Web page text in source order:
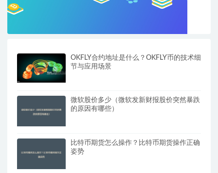
OKFLY合约地址是什么？OKFLY币的技术细
节与应用场景
微软股价多少（微软发新财报股价突然暴跌
的原因有哪些）
比特币期货怎么操作？比特币期货操作正确
姿势